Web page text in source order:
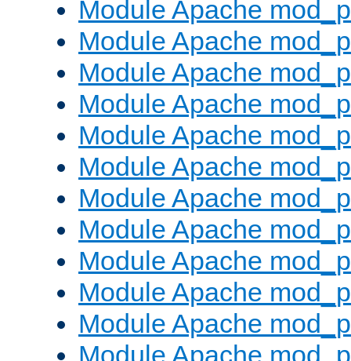
Module Apache
Module Apache
Module Apache
Module Apache
Module Apache
Module Apache
Module Apache
Module Apache
Module Apache
Module Apache
Module Apache
Module Apache